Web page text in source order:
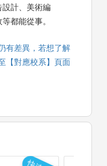
設計、美術編
都能從事。
有差異，若想了解
【對應校系】頁面